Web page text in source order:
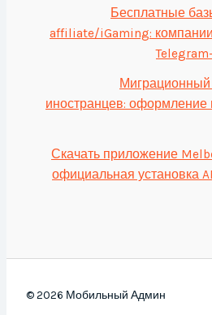
Бесплатные
affiliate/iGaming:
Миграционный
иностранцев:
Скачать приложение
официальная установка
© 2026 Мобильный Админ